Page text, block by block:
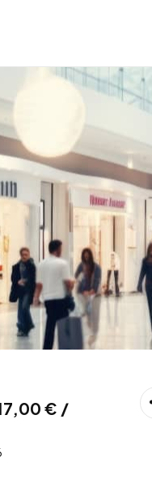
€ /